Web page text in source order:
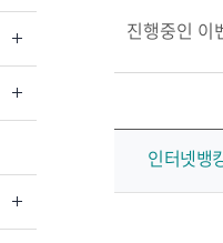
진행중인 이
인터넷뱅